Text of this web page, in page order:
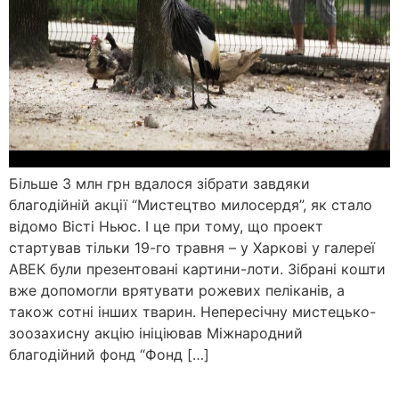
Більше 3 млн грн вдалося зібрати завдяки
благодійній акції “Мистецтво милосердя”, як стало
відомо Вісті Ньюс. І це при тому, що проект
стартував тільки 19-го травня – у Харкові у галереї
АВЕК були презентовані картини-лоти. Зібрані кошти
вже допомогли врятувати рожевих пеліканів, а
також сотні інших тварин. Непересічну мистецько-
зоозахисну акцію ініціював Міжнародний
благодійний фонд “Фонд […]